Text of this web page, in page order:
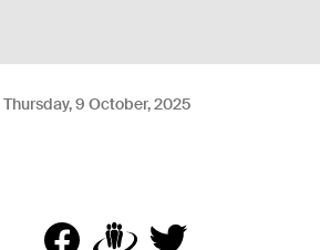
Thursday, 9 October, 2025